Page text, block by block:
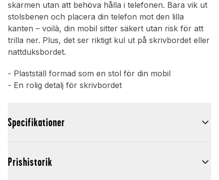
skärmen utan att behöva hålla i telefonen. Bara vik ut
stolsbenen och placera din telefon mot den lilla
kanten – voilà, din mobil sitter säkert utan risk för att
trilla ner. Plus, det ser riktigt kul ut på skrivbordet eller
nattduksbordet.
- Plastställ formad som en stol för din mobil
- En rolig detalj för skrivbordet
Specifikationer
Prishistorik